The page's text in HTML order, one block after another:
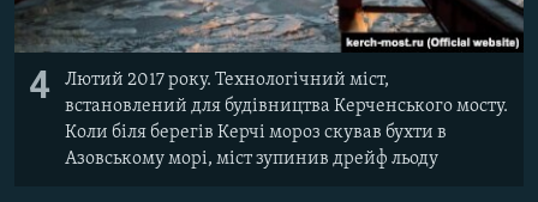
4
Лютий 2017 року. Технологічний міст,
встановлений для будівництва Керченського мосту.
Коли біля берегів Керчі мороз скував бухти в
Азовському морі, міст зупинив дрейф льоду